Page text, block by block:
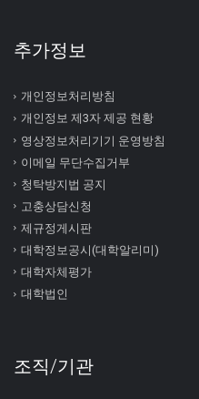
추가정보
개인정보처리방침
개인정보 제3자 제공 현황
영상정보처리기기 운영방침
이메일 무단수집거부
청탁방지법 공지
고충상담신청
제규정게시판
대학정보공시(대학알리미)
대학자체평가
대학법인
조직/기관